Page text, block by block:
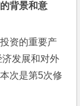
背景和意
资的重要产
发展和对外
次是第5次修